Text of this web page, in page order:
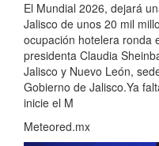
El Mundial 2026, dejará
Jalisco de unos 20 mil
ocupación hotelera ronda
presidenta Claudia
Jalisco y Nuevo León,
Gobierno de Jalisco.Ya
inicie el M
Meteored.mx